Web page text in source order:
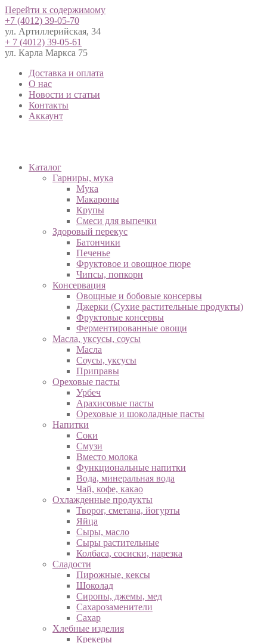
Перейти к содержимому
+7 (4012) 39-05-70
ул. Артиллерийская, 34
+ 7 (4012) 39-05-61
ул. Карла Маркса 75
Доставка и оплата
О нас
Новости и статьи
Контакты
Аккаунт
Каталог
Гарниры, мука
Мука
Макароны
Крупы
Смеси для выпечки
Здоровый перекус
Батончики
Печенье
Фруктовое и овощное пюре
Чипсы, попкорн
Консервация
Овощные и бобовые консервы
Джерки (Сухие растительные продукты)
Фруктовые консервы
Ферментированные овощи
Масла, уксусы, соусы
Масла
Соусы, уксусы
Приправы
Ореховые пасты
Урбеч
Арахисовые пасты
Ореховые и шоколадные пасты
Напитки
Соки
Смузи
Вместо молока
Функциональные напитки
Вода, минеральная вода
Чай, кофе, какао
Охлажденные продукты
Творог, сметана, йогурты
Яйца
Сыры, масло
Сыры растительные
Колбаса, сосиски, нарезка
Сладости
Пирожные, кексы
Шоколад
Сиропы, джемы, мед
Сахарозаменители
Сахар
Хлебные изделия
Крекеры